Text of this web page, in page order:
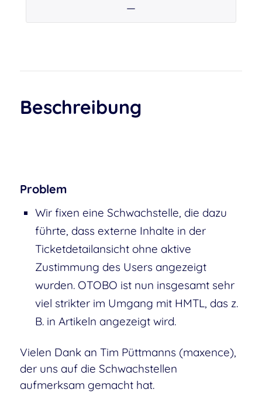
—
Beschreibung
Problem
Wir fixen eine Schwachstelle, die dazu
führte, dass externe Inhalte in der
Ticketdetailansicht ohne aktive
Zustimmung des Users angezeigt
wurden. OTOBO ist nun insgesamt sehr
viel strikter im Umgang mit HMTL, das z.
B. in Artikeln angezeigt wird.
Vielen Dank an Tim Püttmanns (maxence),
der uns auf die Schwachstellen
aufmerksam gemacht hat.